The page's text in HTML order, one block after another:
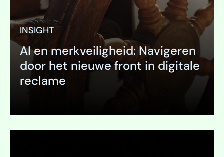
INSIGHT
AI en merkveiligheid: Navigeren
door het nieuwe front in digitale
reclame